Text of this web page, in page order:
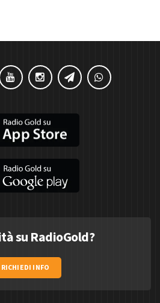
su RadioGold?
RICHIEDI INFO